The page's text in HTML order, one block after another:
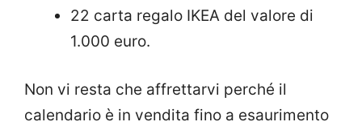
22 carta regalo IKEA del valore di
1.000 euro.
Non vi resta che affrettarvi perché il
calendario è in vendita fino a esaurimento